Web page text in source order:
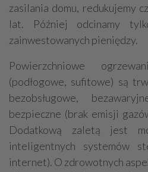
zasilania domu, redukujemy
lat. Później odcinamy
zainwestowanych pieniędzy.
Powierzchniowe
(podłogowe, sufitowe) są
bezobsługowe,
bezpieczne (brak emisji
Dodatkową zaletą jest
inteligentnych systemów
internet). O zdrowotnych